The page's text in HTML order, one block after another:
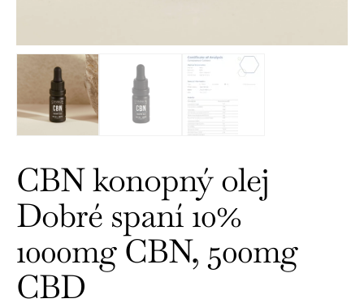
CBN konopný olej
Dobré spaní 10%
1000mg CBN, 500mg
CBD